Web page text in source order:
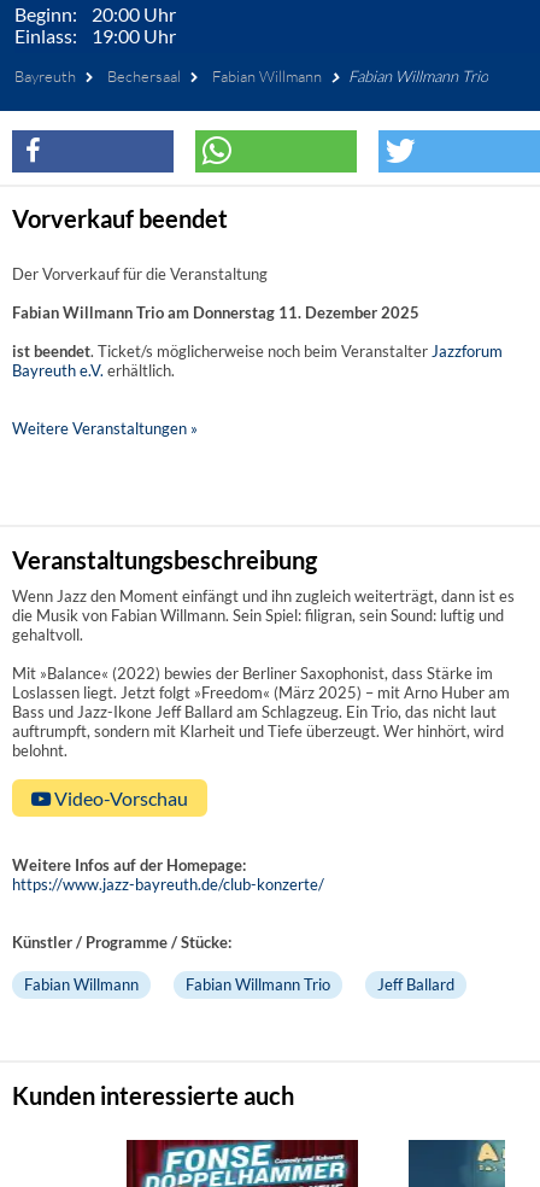
Beginn: 20:00 Uhr
Einlass: 19:00 Uhr
Bayreuth Bechersaal Fabian Willmann Fabian Willmann Trio
Vorverkauf beendet
Der Vorverkauf für die Veranstaltung
Fabian Willmann Trio am Donnerstag 11. Dezember 2025
ist beendet. Ticket/s möglicherweise noch beim VeranstalterJazzforum
Bayreuth e.V. erhältlich.
Weitere Veranstaltungen »
Veranstaltungsbeschreibung
Wenn Jazz den Moment einfängt und ihn zugleich weiterträgt, dann ist es
die Musik von Fabian Willmann. Sein Spiel: filigran, sein Sound: luftig und
gehaltvoll.
Mit »Balance« (2022) bewies der Berliner Saxophonist, dass Stärke im
Loslassen liegt. Jetzt folgt »Freedom« (März 2025) – mit Arno Huber am
Bass und Jazz-Ikone Jeff Ballard am Schlagzeug. Ein Trio, das nicht laut
auftrumpft, sondern mit Klarheit und Tiefe überzeugt. Wer hinhört, wird
belohnt.
Video-Vorschau
Weitere Infos auf der Homepage:
https://www.jazz-bayreuth.de/club-konzerte/
Künstler / Programme / Stücke:
Fabian Willmann Fabian Willmann Trio Jeff Ballard
Kunden interessierte auch